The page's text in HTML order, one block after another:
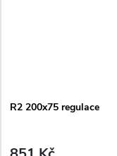
R2 200x75 regulace